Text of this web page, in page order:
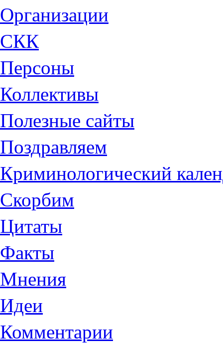
Организации
СКК
Персоны
Коллективы
Полезные сайты
Поздравляем
Криминологический
Скорбим
Цитаты
Факты
Мнения
Идеи
Комментарии